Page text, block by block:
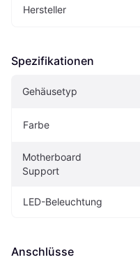
Hersteller
Spezifikationen
Gehäusetyp
Farbe
Motherboard
Support
LED-Beleuchtung
Anschlüsse